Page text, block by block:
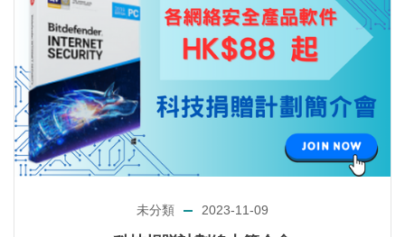
未分類 2023-11-09